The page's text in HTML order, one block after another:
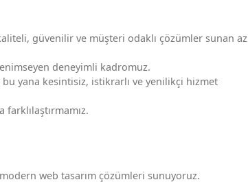
güvenilir ve müşteri odaklı çözümler sunan az
deneyimli kadromuz.
bu yana kesintisiz, istikrarlı ve yenilikçi hizmet
farklılaştırmamız.
web tasarım çözümleri sunuyoruz.